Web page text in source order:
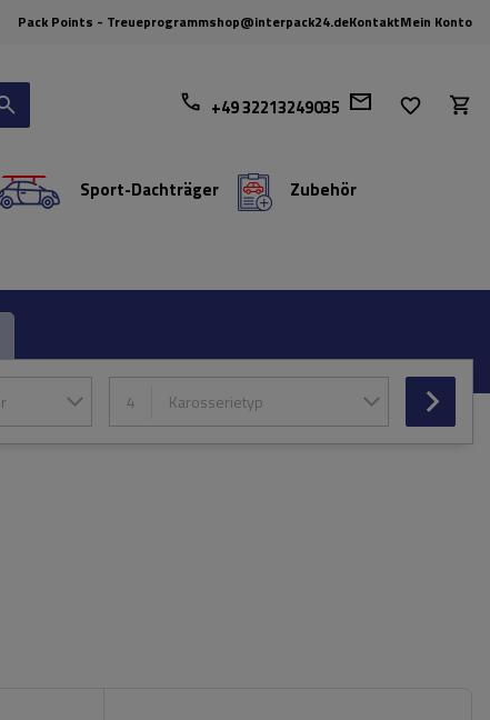
Pack Points - Treueprogrammshop@interpack24.deKontaktMein Konto
+49 32213249035
Sport-Dachträger Zubehör
4 Karosserietyp